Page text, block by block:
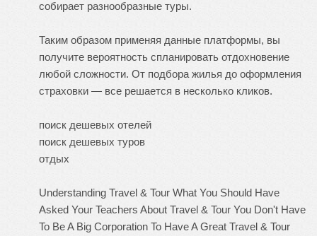
собирает разнообразные туры.
Таким образом применяя данные платформы, вы
получите вероятность спланировать отдохновение
любой сложности. От подбора жилья до оформления
страховки — все решается в несколько кликов.
поиск дешевых отелей
поиск дешевых туров
отдых
Understanding Travel & Tour What You Should Have
Asked Your Teachers About Travel & Tour You Don't Have
To Be A Big Corporation To Have A Great Travel & Tour